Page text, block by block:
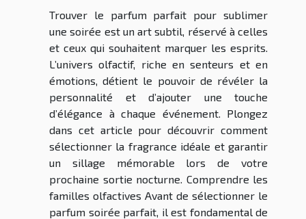
Trouver le parfum parfait pour sublimer
une soirée est un art subtil, réservé à celles
et ceux qui souhaitent marquer les esprits.
L’univers olfactif, riche en senteurs et en
émotions, détient le pouvoir de révéler la
personnalité et d’ajouter une touche
d’élégance à chaque événement. Plongez
dans cet article pour découvrir comment
sélectionner la fragrance idéale et garantir
un sillage mémorable lors de votre
prochaine sortie nocturne. Comprendre les
familles olfactives Avant de sélectionner le
parfum soirée parfait, il est fondamental de